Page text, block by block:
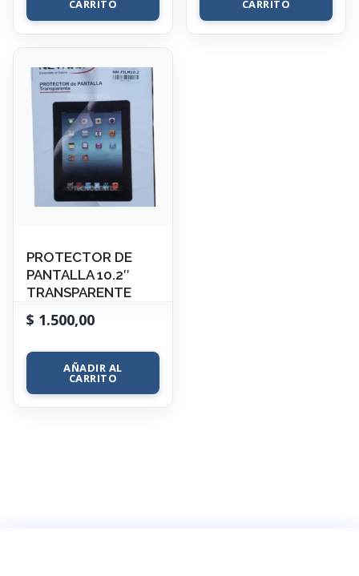
CARRITO CARRITO
PROTECTOR DE
PANTALLA 10.2″
TRANSPARENTE
$ 1.500,00
AÑADIR AL
CARRITO